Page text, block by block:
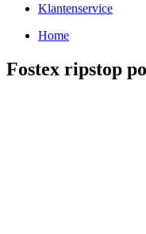
Klantenservice
Home
Fostex ripstop